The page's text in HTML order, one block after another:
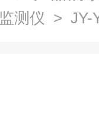
测仪 > JY-